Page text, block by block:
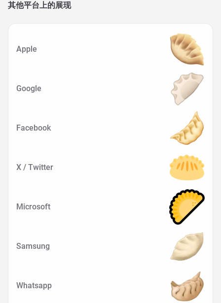
其他平台上的展现
Apple
Google
Facebook
X / Twitter
Microsoft
Samsung
Whatsapp